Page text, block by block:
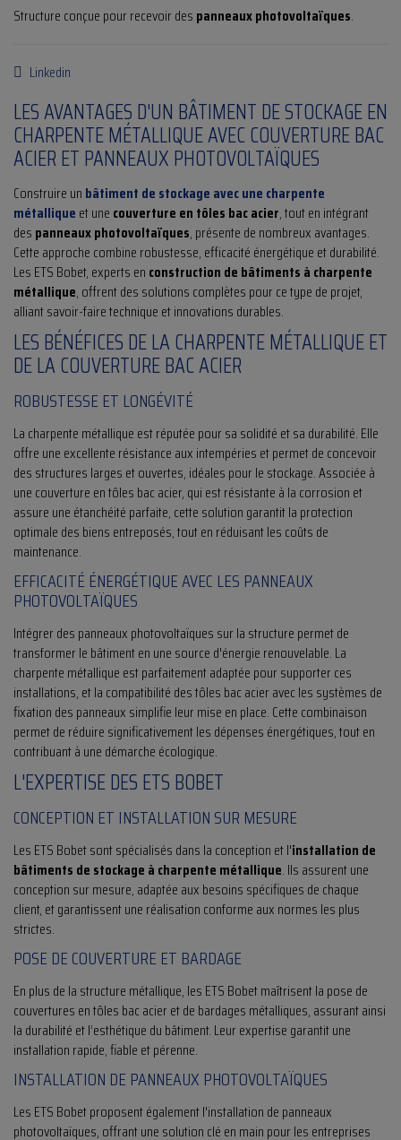
Structure conçue pour recevoir des panneaux photovoltaïques.
Linkedin
LES AVANTAGES D'UN BÂTIMENT DE STOCKAGE EN
CHARPENTE MÉTALLIQUE AVEC COUVERTURE BAC
ACIER ET PANNEAUX PHOTOVOLTAÏQUES
Construire un bâtiment de stockage avec une charpente
métallique et une couverture en tôles bac acier, tout en intégrant
des panneaux photovoltaïques, présente de nombreux avantages.
Cette approche combine robustesse, efficacité énergétique et durabilité.
Les ETS Bobet, experts en construction de bâtiments à charpente
métallique, offrent des solutions complètes pour ce type de projet,
alliant savoir-faire technique et innovations durables.
LES BÉNÉFICES DE LA CHARPENTE MÉTALLIQUE ET
DE LA COUVERTURE BAC ACIER
ROBUSTESSE ET LONGÉVITÉ
La charpente métallique est réputée pour sa solidité et sa durabilité. Elle
offre une excellente résistance aux intempéries et permet de concevoir
des structures larges et ouvertes, idéales pour le stockage. Associée à
une couverture en tôles bac acier, qui est résistante à la corrosion et
assure une étanchéité parfaite, cette solution garantit la protection
optimale des biens entreposés, tout en réduisant les coûts de
maintenance.
EFFICACITÉ ÉNERGÉTIQUE AVEC LES PANNEAUX
PHOTOVOLTAÏQUES
Intégrer des panneaux photovoltaïques sur la structure permet de
transformer le bâtiment en une source d'énergie renouvelable. La
charpente métallique est parfaitement adaptée pour supporter ces
installations, et la compatibilité des tôles bac acier avec les systèmes de
fixation des panneaux simplifie leur mise en place. Cette combinaison
permet de réduire significativement les dépenses énergétiques, tout en
contribuant à une démarche écologique.
L'EXPERTISE DES ETS BOBET
CONCEPTION ET INSTALLATION SUR MESURE
Les ETS Bobet sont spécialisés dans la conception et l'installation de
bâtiments de stockage à charpente métallique. Ils assurent une
conception sur mesure, adaptée aux besoins spécifiques de chaque
client, et garantissent une réalisation conforme aux normes les plus
strictes.
POSE DE COUVERTURE ET BARDAGE
En plus de la structure métallique, les ETS Bobet maîtrisent la pose de
couvertures en tôles bac acier et de bardages métalliques, assurant ainsi
la durabilité et l’esthétique du bâtiment. Leur expertise garantit une
installation rapide, fiable et pérenne.
INSTALLATION DE PANNEAUX PHOTOVOLTAÏQUES
Les ETS Bobet proposent également l'installation de panneaux
photovoltaïques, offrant une solution clé en main pour les entreprises